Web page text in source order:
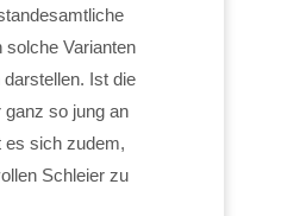
solche Varianten
Ist die
ganz so jung an
es sich zudem,
Schleier zu